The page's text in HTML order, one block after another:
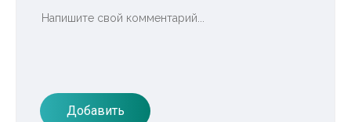
Добавить